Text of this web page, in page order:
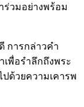
ร่วมอย่างพร้อม
การกล่าวคำ
พื่อรำลึกถึงพระ
ด้วยความเคารพ